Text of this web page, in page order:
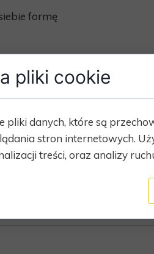
formę
pliki cookie
pliki danych, które są
stron internetowych.
treści, oraz analizy